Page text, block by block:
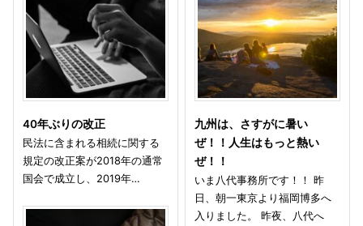
40年ぶりの改正
民法に含まれる相続に関する
規定の改正案が2018年の通常
国会で成立し、2019年…
九州は、さすがに暑い
ぜ！！人生はもっと熱い
ぜ！！
いま八代事務所です！！ 昨
日、朝一東京より福岡博多へ
入りました。 昨夜、八代へ